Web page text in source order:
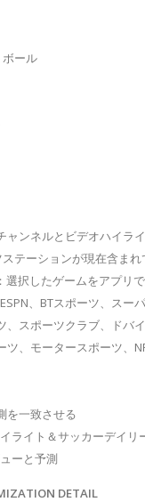
ボール
ンネルとビデオハイラ
テーションが現在含まれ
選択したゲームをアプリ
、BTスポーツ、スー
、スポーツクラブ、ドバ
ツ、モータースポーツ、
を一致させる
ライト＆サッカーデイリ
ーと予測
DETAIL